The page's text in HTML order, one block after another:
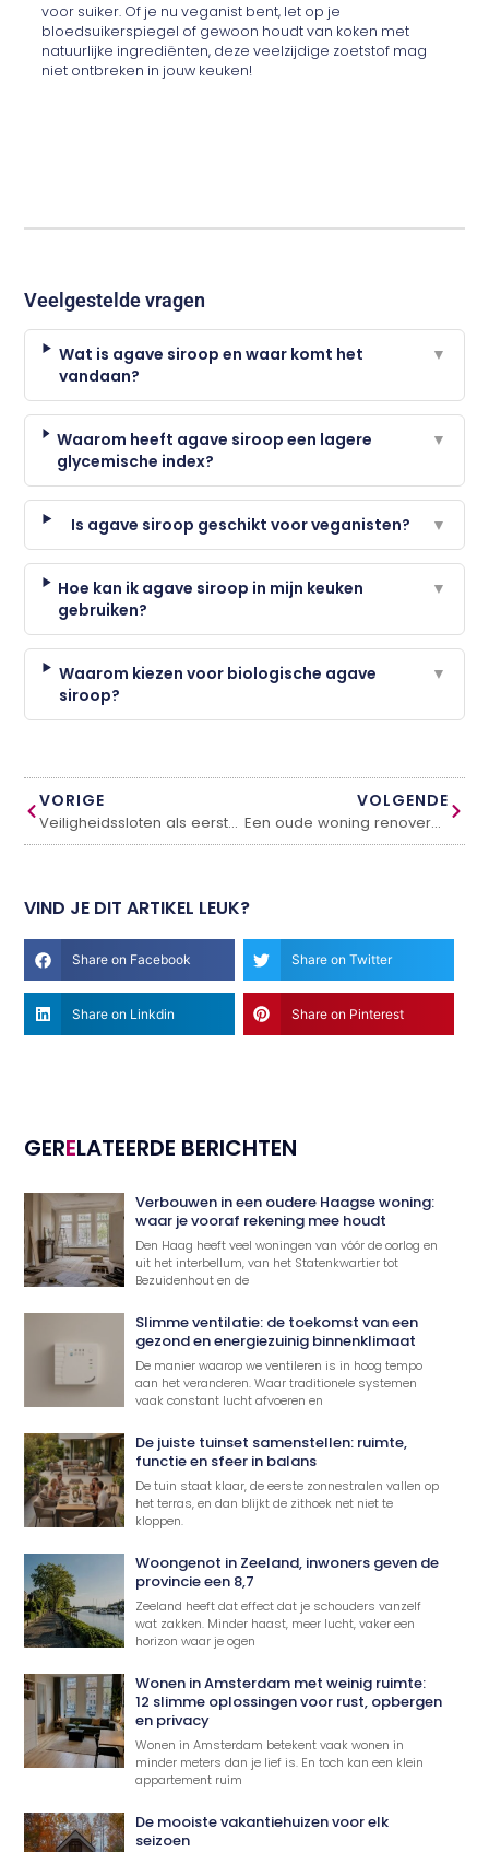
voor suiker. Of je nu veganist bent, let op je
bloedsuikerspiegel of gewoon houdt van koken met
natuurlijke ingrediënten, deze veelzijdige zoetstof mag
niet ontbreken in jouw keuken!
Veelgestelde vragen
Wat is agave siroop en waar komt het
vandaan?
▼
Waarom heeft agave siroop een lagere
glycemische index?
▼
Is agave siroop geschikt voor veganisten? ▼
Hoe kan ik agave siroop in mijn keuken
gebruiken?
▼
Waarom kiezen voor biologische agave
siroop?
▼
VORIGE
Veiligheidssloten als eerste verdedigingslinie tegen inbraak
VOLGENDE
Een oude woning renoveren? Vergeet de aarding niet
VIND JE DIT ARTIKEL LEUK?
Share on Facebook Share on Twitter
Share on Linkdin Share on Pinterest
GERELATEERDE BERICHTEN
Verbouwen in een oudere Haagse woning:
waar je vooraf rekening mee houdt
Den Haag heeft veel woningen van vóór de oorlog en
uit het interbellum, van het Statenkwartier tot
Bezuidenhout en de
Slimme ventilatie: de toekomst van een
gezond en energiezuinig binnenklimaat
De manier waarop we ventileren is in hoog tempo
aan het veranderen. Waar traditionele systemen
vaak constant lucht afvoeren en
De juiste tuinset samenstellen: ruimte,
functie en sfeer in balans
De tuin staat klaar, de eerste zonnestralen vallen op
het terras, en dan blijkt de zithoek net niet te
kloppen.
Woongenot in Zeeland, inwoners geven de
provincie een 8,7
Zeeland heeft dat effect dat je schouders vanzelf
wat zakken. Minder haast, meer lucht, vaker een
horizon waar je ogen
Wonen in Amsterdam met weinig ruimte:
12 slimme oplossingen voor rust, opbergen
en privacy
Wonen in Amsterdam betekent vaak wonen in
minder meters dan je lief is. En toch kan een klein
appartement ruim
De mooiste vakantiehuizen voor elk
seizoen